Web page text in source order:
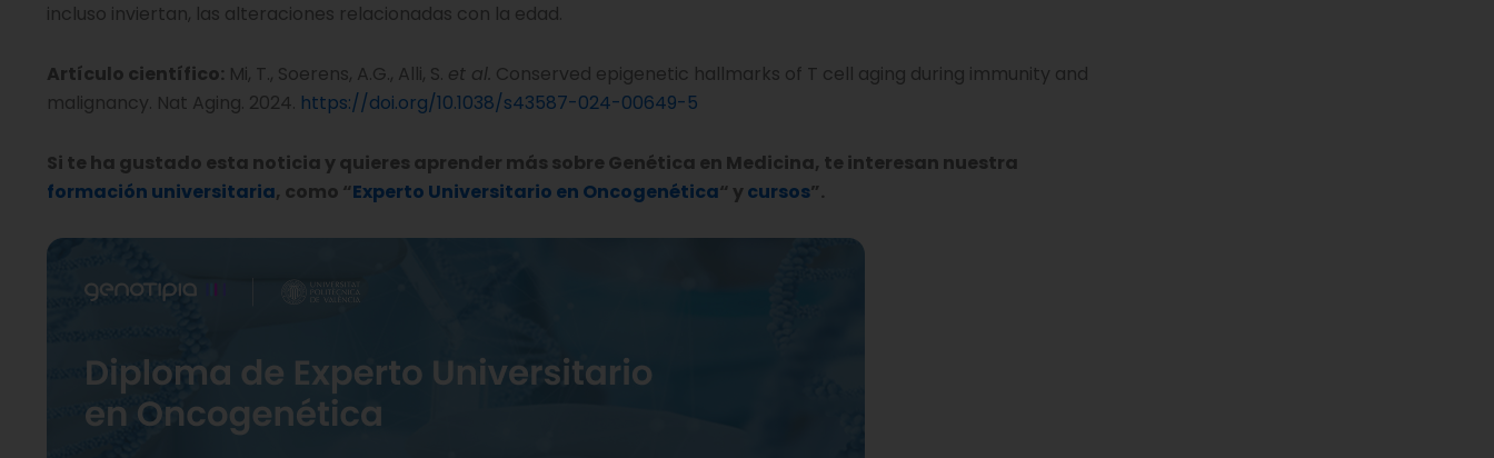
incluso inviertan, las alteraciones relacionadas con la edad.
Artículo científico: Mi, T., Soerens, A.G., Alli, S. et al. Conserved epigenetic hallmarks of T cell aging during immunity and
malignancy. Nat Aging. 2024. https://doi.org/10.1038/s43587-024-00649-5
Si te ha gustado esta noticia y quieres aprender más sobre Genética en Medicina, te interesan nuestra
formación universitaria, como “Experto Universitario en Oncogenética“ ycursos”.